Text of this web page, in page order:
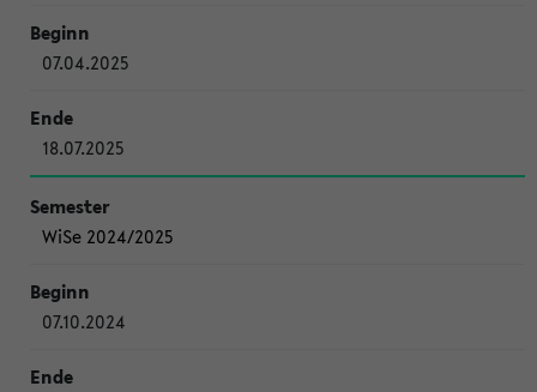
07.04.2025
18.07.2025
WiSe 2024/2025
07.10.2024